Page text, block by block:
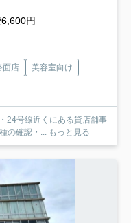
円
面店
美容室向け
号線近くにある貸店舗事
の確認・...
もっと見る